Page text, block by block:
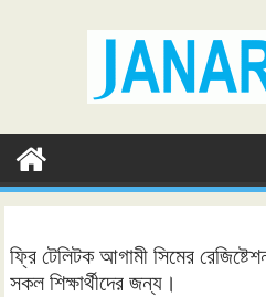
ফ্রি টেলিটক আগামী সিমের
সকল শিক্ষার্থীদের জন্য।